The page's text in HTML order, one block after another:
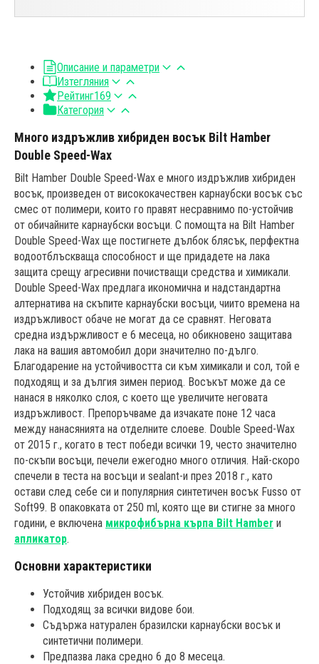
Описание и параметри
Изтегляния
Рейтинг169
Категория
Много издръжлив хибриден восък Bilt Hamber
Double Speed-Wax
Bilt Hamber Double Speed-Wax е много издръжлив хибриден
восък, произведен от висококачествен карнаубски восък със
смес от полимери, които го правят несравнимо по-устойчив
от обичайните карнаубски восъци. С помощта на Bilt Hamber
Double Speed-Wax ще постигнете дълбок блясък, перфектна
водоотблъскваща способност и ще придадете на лака
защита срещу агресивни почистващи средства и химикали.
Double Speed-Wax предлага икономична и надстандартна
алтернатива на скъпите карнаубски восъци, чиито времена на
издръжливост обаче не могат да се сравнят. Неговата
средна издържливост е 6 месеца, но обикновено защитава
лака на вашия автомобил дори значително по-дълго.
Благодарение на устойчивостта си към химикали и сол, той е
подходящ и за дългия зимен период. Восъкът може да се
нанася в няколко слоя, с което ще увеличите неговата
издръжливост. Препоръчваме да изчакате поне 12 часа
между нанасянията на отделните слоеве. Double Speed-Wax
от 2015 г., когато в тест победи всички 19, често значително
по-скъпи восъци, печели ежегодно много отличия. Най-скоро
спечели в теста на восъци и sealant-и през 2018 г., като
остави след себе си и популярния синтетичен восък Fusso от
Soft99. В опаковката от 250 ml, която ще ви стигне за много
години, е включена микрофибърна кърпа Bilt Hamber и
апликатор.
Основни характеристики
Устойчив хибриден восък.
Подходящ за всички видове бои.
Съдържа натурален бразилски карнаубски восък и
синтетични полимери.
Предпазва лака средно 6 до 8 месеца.